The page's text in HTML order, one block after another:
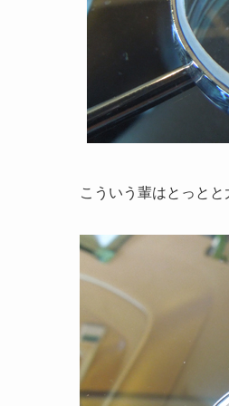
こういう輩はとっと